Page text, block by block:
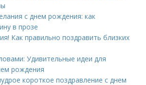
с днем рождения: как
в прозе
Как правильно поздравить близких
Удивительные идеи для
рождения
короткое поздравление с днем